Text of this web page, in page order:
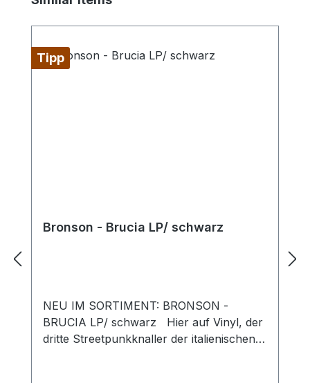
Tipp
Bronson - Brucia LP/ schwarz
NEU IM SORTIMENT: BRONSON -
BRUCIA LP/ schwarz Hier auf Vinyl, der
dritte Streetpunkknaller der italienischen